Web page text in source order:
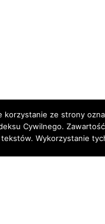
ze strony
Cywilnego.
Wykorzystanie